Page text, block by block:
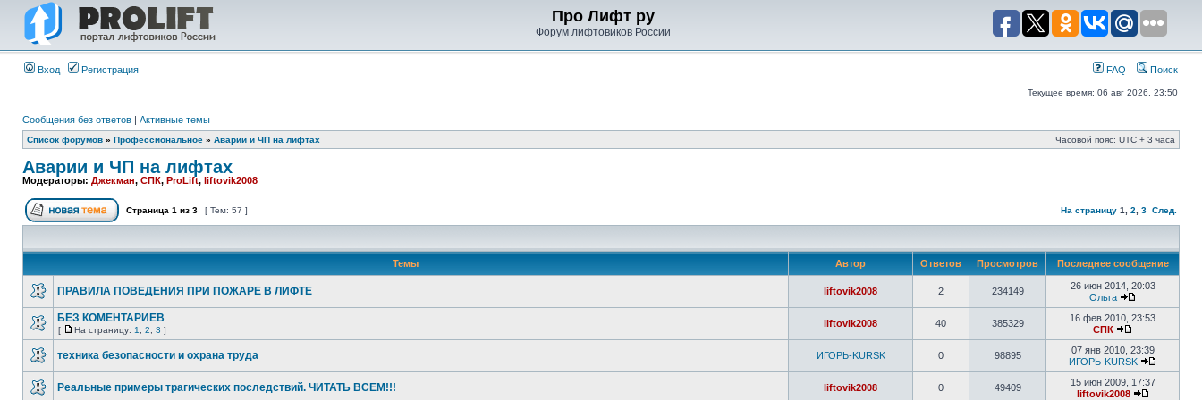
Про Лифт ру
Форум лифтовиков России
Вход Регистрация FAQ Поиск
Текущее время: 06 авг 2026, 23:50
Сообщения без ответов | Активные темы
Список форумов » Профессиональное » Аварии и ЧП на лифтах Часовой пояс: UTC + 3 часа
Аварии и ЧП на лифтах
Модераторы: Джекман, СПК, ProLift, liftovik2008
Страница 1 из 3 [ Тем: 57 ] На страницу 1 2 3 След.
Темы Автор Ответов Просмотров Последнее сообщение
ПРАВИЛА ПОВЕДЕНИЯ ПРИ ПОЖАРЕ В ЛИФТЕ liftovik2008 2 234149
26 июн 2014, 20:03
Ольга
БЕЗ КОМЕНТАРИЕВ
[ На страницу: 1 2 3 ]
liftovik2008 40 385329
16 фев 2010, 23:53
СПК
техника безопасности и охрана труда ИГОРЬ-KURSK 0 98895
07 янв 2010, 23:39
ИГОРЬ-KURSK
Реальные примеры трагических последствий. ЧИТАТЬ ВСЕМ!!! liftovik2008 0 49409
15 июн 2009, 17:37
liftovik2008